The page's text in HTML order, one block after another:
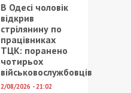
В Одесі чоловік
відкрив
стрілянину по
працівниках
ТЦК: поранено
чотирьох
військовослужбовців
2/08/2026 - 21:02